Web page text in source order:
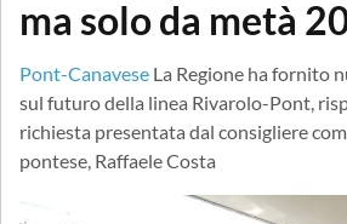
ma solo da metà
Pont-Canavese La Regione ha fornito
sul futuro della linea Rivarolo-Pont,
richiesta presentata dal consigliere
pontese, Raffaele Costa